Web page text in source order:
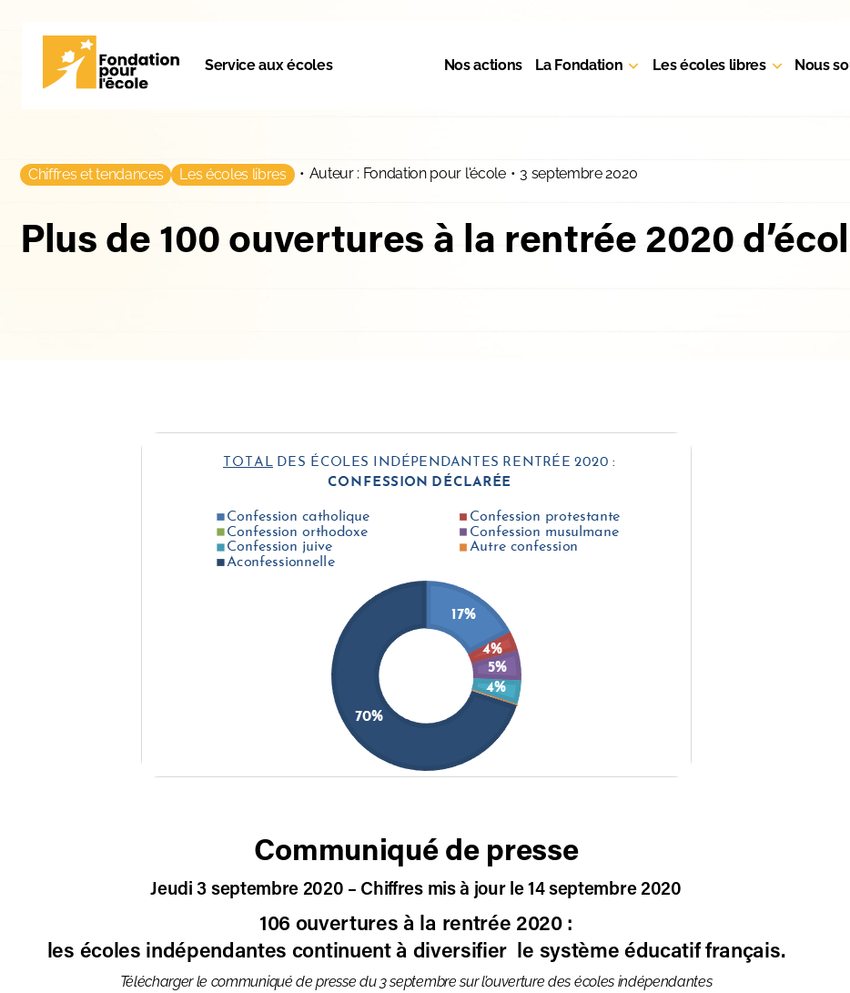
Service aux écoles Nos actions La Fondation Les écoles libres Nous
Chiffres et tendances Les écoles libres • Auteur : Fondation pour l'école • 3 septembre 2020
Plus de 100 ouvertures à la rentrée 2020
Communiqué de presse
Jeudi 3 septembre 2020 – Chiffres mis à jour le 14 septembre 2020
106 ouvertures à la rentrée 2020 :
les écoles indépendantes continuent à diversifier le système éducatif français.
Télécharger le communiqué de presse du 3 septembre sur l’ouverture des écoles indépendantes